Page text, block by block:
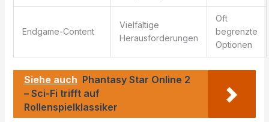
Endgame-Content
Vielfältige
Herausforderungen
Oft
begrenzte
Optionen
Siehe auch Phantasy Star Online 2
– Sci-Fi trifft auf
Rollenspielklassiker